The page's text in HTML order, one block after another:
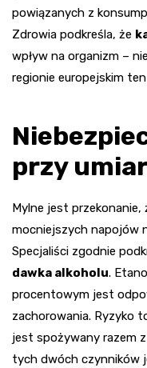
powiązanych z
Zdrowia podkreśla, że
wpływ na organizm –
regionie europejskim
przy
Mylne jest przekonanie,
mocniejszych napojów
Specjaliści zgodnie
dawka alkoholu.
procentowym jest
zachorowania. Ryzyko
jest spożywany razem
tych dwóch czynników